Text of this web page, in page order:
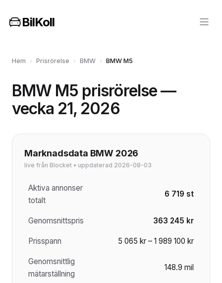
BilKoll
Hem › Prisrörelse › BMW › BMW M5
BMW M5 prisrörelse —
vecka 21, 2026
Marknadsdata BMW 2026
live från Blocket • uppdaterad 2026-08-03
Aktiva annonser
totalt
6 719 st
Genomsnittspris 363 245 kr
Prisspann 5 065 kr – 1 989 100 kr
Genomsnittlig
mätarställning
148.9 mil